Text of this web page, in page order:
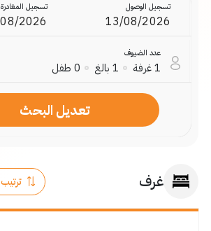
تسجيل الوصول تسجيل المغادرة
عدد الضيوف
1غرفة 1 بالغ 0 طفل
تعديل البحث
غرف